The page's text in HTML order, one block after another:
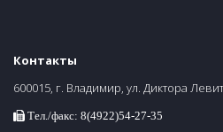
Контакты
600015, г. Владимир, ул. Диктора
Тел./факс: 8(4922)54-27-35